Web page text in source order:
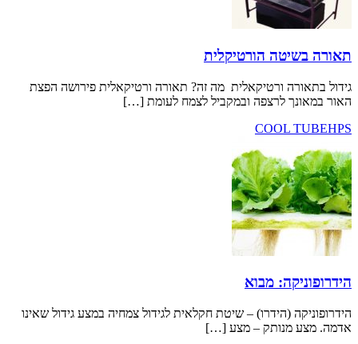
הורטיקלית
ורטיקאלית מה זה? תאורה ורטיקאלית פירושה הפצת
לרצפה ובמקביל לצמח לעומת […]
COOL
מבוא
(הידרו) – שיטת חקלאית לגידול צמחיה במצע גידול שאינו
מנותק – מצע […]